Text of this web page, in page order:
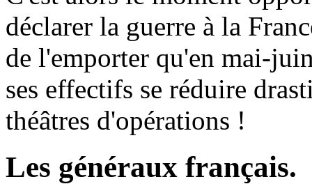
déclarer la guerre à la
de l'emporter qu'en mai-
ses effectifs se réduire
théâtres d'opérations !
Les généraux français.